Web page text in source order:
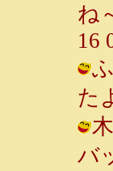
ね
16
た
バ